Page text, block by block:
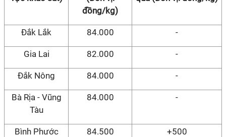
đồng/kg)
Đắk Lắk 84.000 -
Gia Lai 82.000 -
Đắk Nông 84.000 -
Bà Rịa - Vũng
Tàu
84.000 -
Bình Phước 84.500 +500